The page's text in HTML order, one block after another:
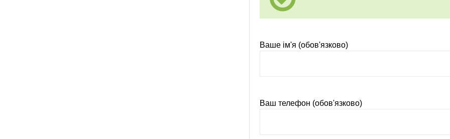
Ваше ім'я (обов'язково)
Ваш телефон (обов'язково)